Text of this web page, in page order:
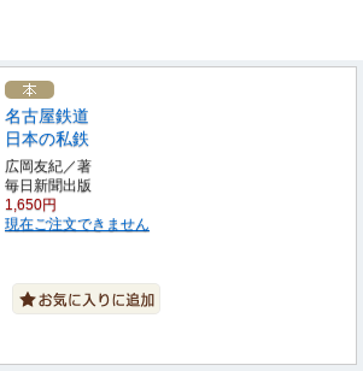
名古屋鉄道
日本の私鉄
広岡友紀／著
毎日新聞出版
1,650円
現在ご注文できません